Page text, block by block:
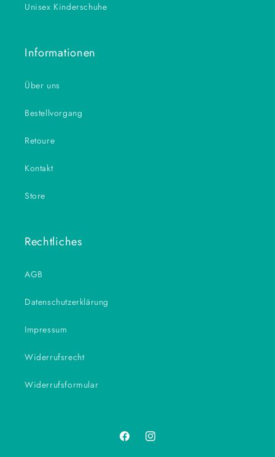
Unisex Kinderschuhe
Informationen
Über uns
Bestellvorgang
Retoure
Kontakt
Store
Rechtliches
AGB
Datenschutzerklärung
Impressum
Widerrufsrecht
Widerrufsformular
FacebookInstagram